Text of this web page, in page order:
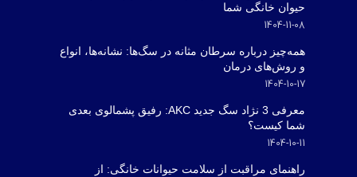
حیوان خانگی شما
1404-11-08
همه‌چیز درباره سرطان مثانه در سگ‌ها: نشانه‌ها، انواع
و روش‌های درمان
1404-10-17
معرفی 3 نژاد سگ جدید AKC: رفیق پشمالوی بعدی
شما کیست؟
1404-10-11
راهنمای مراقبت از سلامت حیوانات خانگی: از